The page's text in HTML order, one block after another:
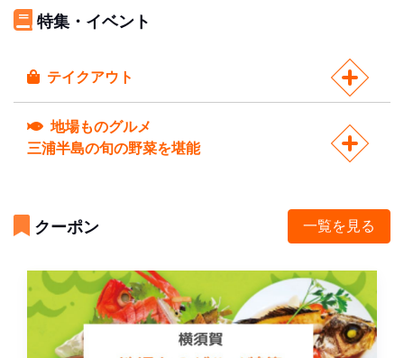
特集・イベント
テイクアウト
地場ものグルメ
三浦半島の旬の野菜を堪能
クーポン 一覧を見る